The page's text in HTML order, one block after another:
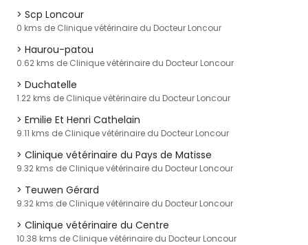
Scp Loncour
0 kms de Clinique vétérinaire du Docteur Loncour
Haurou-patou
0.62 kms de Clinique vétérinaire du Docteur Loncour
Duchatelle
1.22 kms de Clinique vétérinaire du Docteur Loncour
Emilie Et Henri Cathelain
9.11 kms de Clinique vétérinaire du Docteur Loncour
Clinique vétérinaire du Pays de Matisse
9.32 kms de Clinique vétérinaire du Docteur Loncour
Teuwen Gérard
9.32 kms de Clinique vétérinaire du Docteur Loncour
Clinique vétérinaire du Centre
10.38 kms de Clinique vétérinaire du Docteur Loncour